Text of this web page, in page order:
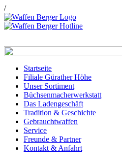
/
Startseite
Filiale Gürather Höhe
Unser Sortiment
Büchsenmacherwerkstatt
Das Ladengeschäft
Tradition & Geschichte
Gebrauchtwaffen
Service
Freunde & Partner
Kontakt & Anfahrt